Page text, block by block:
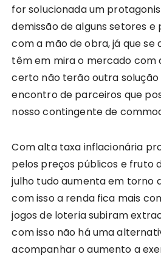
for solucionada um
demissão de alguns setores
com a mão de obra, já que se
têm em mira o mercado com
certo não terão outra solução
encontro de parceiros que
nosso contingente de
Com alta taxa inflacionária
pelos preços públicos e fruto
julho tudo aumenta em torno
com isso a renda fica mais
jogos de loteria subiram
com isso não há uma
acompanhar o aumento a